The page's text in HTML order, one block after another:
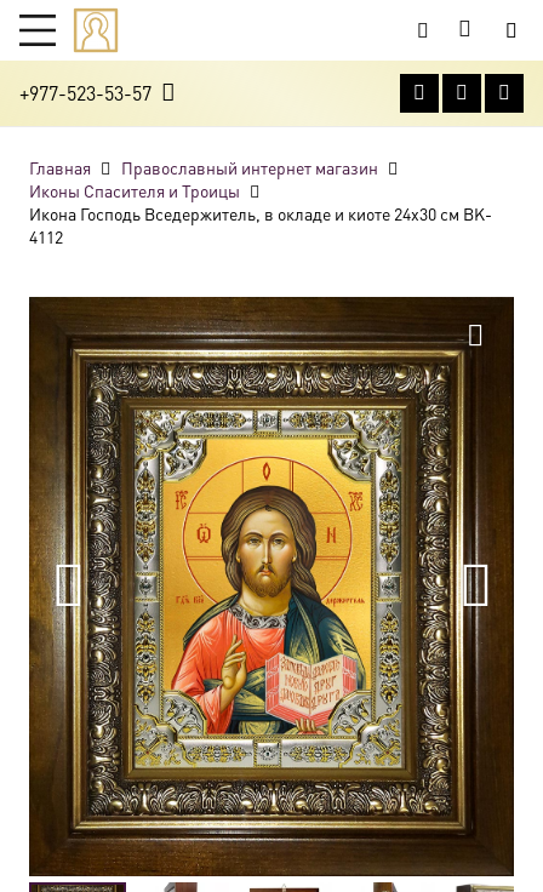
+977-523-53-57
Главная
Православный интернет магазин
Иконы Спасителя и Троицы
Икона Господь Вседержитель, в окладе и киоте 24х30 см BK-
4112